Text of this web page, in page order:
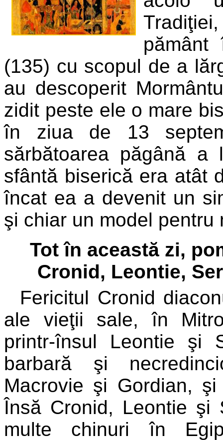
pământ
(135) cu scopul de a
au descoperit
zidit peste ele o mare
în ziua de 13
sărbătoarea păgână a
sfântă biserică era atât
încat ea a devenit un
şi chiar un model pentru
Tot în această zi,
Cronid, Leontie,
Fericitul Cronid
ale vieţii sale, în
printr-însul Leontie şi
barbară şi
Macrovie şi Gordian,
Însă Cronid, Leontie şi
multe chinuri în